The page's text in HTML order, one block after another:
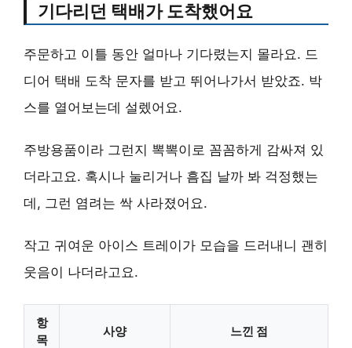
기다리던 택배가 도착했어요
주문하고 이틀 동안 얼마나 기다렸는지 몰라요. 드
디어 택배 도착 문자를 받고 뛰어나가서 받았죠. 박
스를 열어보는데 설렜어요.
주방용품이라 그런지 뽁뽁이로 꼼꼼하게 감싸져 있
더라고요. 혹시나 눌리거나 흠집 날까 봐 걱정했는
데, 그런 염려는 싹 사라졌어요.
작고 귀여운 아이스 트레이가 모습을 드러내니 괜히
웃음이 나더라고요.
항
목
사양 느낀 점